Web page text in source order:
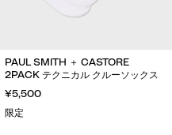
PAUL SMITH ＋ CASTORE
2PACK テクニカル クルーソックス
¥5,500
限定